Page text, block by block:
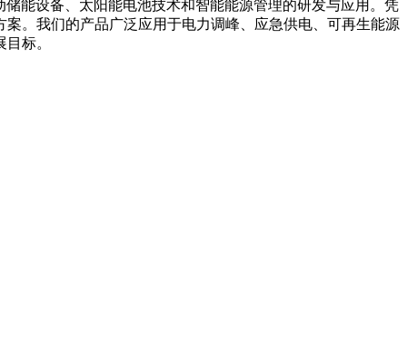
储能设备、太阳能电池技术和智能能源管理的研发与应用。凭
。我们的产品广泛应用于电力调峰、应急供电、可再生能源
标。